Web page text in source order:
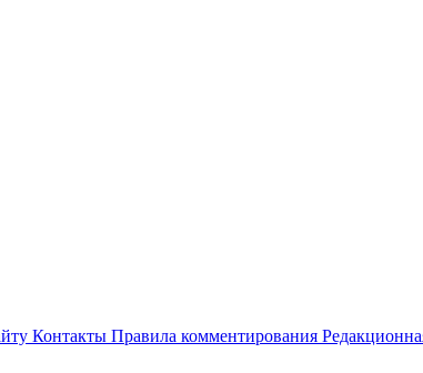
Контакты Правила комментирования